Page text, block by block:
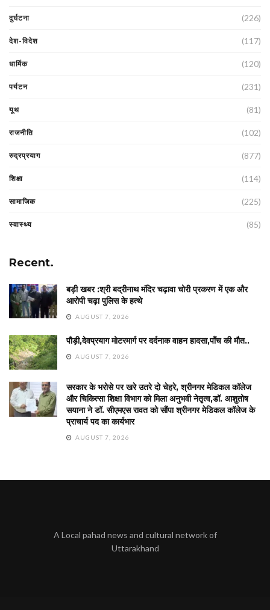
दुर्घटना (226)
देश-विदेश (117)
धार्मिक (120)
पर्यटन (231)
यूथ (81)
राजनीति (102)
रुद्रप्रयाग (877)
शिक्षा (114)
सामाजिक (225)
स्वास्थ्य (85)
Recent.
बड़ी खबर :श्री बद्रीनाथ मंदिर चढ़ावा चोरी प्रकरण में एक और
आरोपी चढ़ा पुलिस के हत्थे
AUGUST 7, 2026
पौड़ी,देवप्रयाग मोटरमार्ग पर दर्दनाक वाहन हादसा,पाँच की मौत..
AUGUST 7, 2026
सरकार के भरोसे पर खरे उतरे दो चेहरे, श्रीनगर मेडिकल कॉलेज
और चिकित्सा शिक्षा विभाग को मिला अनुभवी नेतृत्व,डॉ. आशुतोष
सयाना ने डॉ. सीएमएस रावत को सौंपा श्रीनगर मेडिकल कॉलेज के
प्राचार्य पद का कार्यभार
AUGUST 7, 2026
A Local pahad news and cultural network of
Uttarakhand